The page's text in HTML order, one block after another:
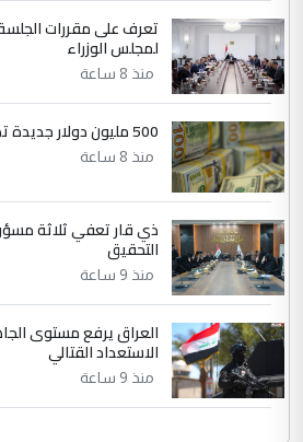
الموضوع :
بين الإهمال واغتصاب
الرافدين تعاني الجفاف والتصحر!!
تعرف على مقررات الجلسة
لمجلس الوزراء
منذ 8 ساعة
500 مليون دولار جديدة تصل العراق من الفيدرالي
منذ 8 ساعة
ذي قار تعفي ثلاثة
التحقيق
منذ 9 ساعة
العراق يرفع مستوى
الاستعداد القتالي
منذ 9 ساعة